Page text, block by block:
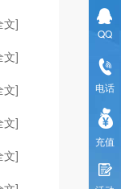
QQ
电话
充值
文]
文]
文]
文]
文]